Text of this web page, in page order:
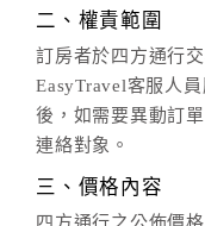
二、權責範圍
訂房者於四方通行
EasyTravel客服人
後，如需要異動訂
連絡對象。
三、價格內容